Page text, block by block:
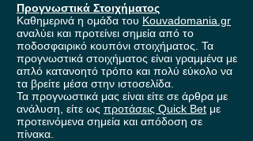
Προγνωστικά Στοιχήματος
Καθημερινά η ομάδα του Kouvadomania.gr
αναλύει και προτείνει σημεία από το
ποδοσφαιρικό κουπόνι στοιχήματος. Τα
προγνωστικά στοιχήματος είναι γραμμένα με
απλό κατανοητό τρόπο και πολύ εύκολο να
τα βρείτε μέσα στην ιστοσελίδα.
Τα προγνωστικά μας είναι είτε σε άρθρα με
ανάλυση, είτε ως προτάσεις Quick Bet με
προτεινόμενα σημεία και απόδοση σε
πίνακα.